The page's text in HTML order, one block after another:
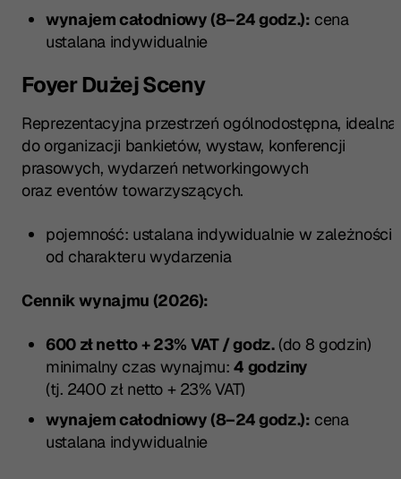
wynajem całodniowy (8–24 godz.): cena
ustalana indywidualnie
Foyer Dużej Sceny
Reprezentacyjna przestrzeń ogólnodostępna, idealna
do organizacji bankietów, wystaw, konferencji
prasowych, wydarzeń networkingowych
oraz eventów towarzyszących.
pojemność: ustalana indywidualnie w zależności
od charakteru wydarzenia
Cennik wynajmu (2026):
600 zł netto + 23% VAT / godz.(do 8 godzin)
minimalny czas wynajmu:4 godziny
(tj. 2400 zł netto + 23% VAT)
wynajem całodniowy (8–24 godz.): cena
ustalana indywidualnie